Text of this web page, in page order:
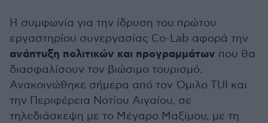
Η συμφωνία για την ίδρυση του πρώτου
εργαστηρίου συνεργασίας Co-Lab αφορά την
ανάπτυξη πολιτικών και προγραμμάτων που θα
διασφαλίσουν τον βιώσιμο τουρισμό.
Ανακοινώθηκε σήμερα από τον Όμιλο TUI και
την Περιφέρεια Νοτίου Αιγαίου, σε
τηλεδιάσκεψη με το Μέγαρο Μαξίμου, με τη